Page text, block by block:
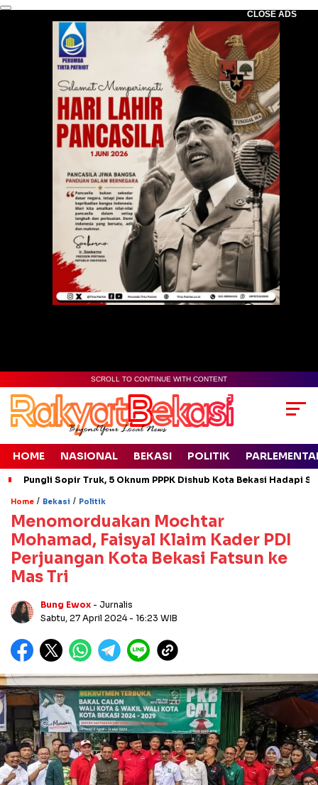
CLOSE ADS
SCROLL TO CONTINUE WITH CONTENT
HOME NASIONAL BEKASI POLITIK
Pungli Sopir Truk, 5 Oknum PPPK Dishub Kota Bekasi Hadapi
Home / Bekasi / Politik
Menomorduakan Mochtar
Mohamad, Faisyal Klaim Kader PDI
Perjuangan Kota Bekasi Fatsun ke
Mas Tri
Bung Ewox - Jurnalis
Sabtu, 27 April 2024 - 16:23 WIB